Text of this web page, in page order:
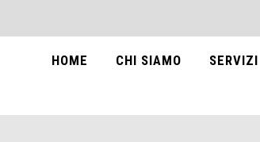
HOME CHI SIAMO SERVIZI